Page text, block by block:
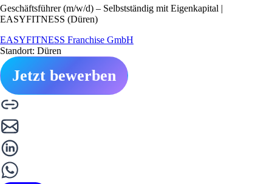
Geschäftsführer (m/w/d) – Selbstständig mit Eigenkapital |
EASYFITNESS (Düren)
EASYFITNESS Franchise GmbH
Standort: Düren
Jetzt bewerben